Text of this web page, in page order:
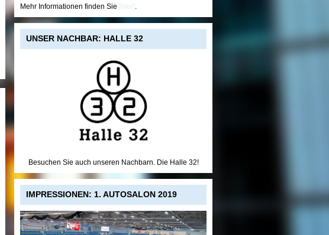
Mehr Informationen finden Sie [hier]
UNSER NACHBAR: HALLE 32
Besuchen Sie auch unseren Nachbarn. Die Halle 32!
IMPRESSIONEN: 1. AUTOSALON 2019